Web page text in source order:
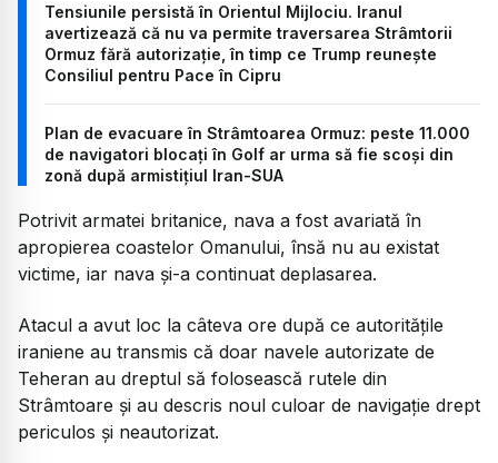
Tensiunile persistă în Orientul Mijlociu. Iranul
avertizează că nu va permite traversarea Strâmtorii
Ormuz fără autorizație, în timp ce Trump reunește
Consiliul pentru Pace în Cipru
Plan de evacuare în Strâmtoarea Ormuz: peste 11.000
de navigatori blocați în Golf ar urma să fie scoși din
zonă după armistițiul Iran-SUA
Potrivit armatei britanice, nava a fost avariată în
apropierea coastelor Omanului, însă nu au existat
victime, iar nava și-a continuat deplasarea.
Atacul a avut loc la câteva ore după ce autoritățile
iraniene au transmis că doar navele autorizate de
Teheran au dreptul să folosească rutele din
Strâmtoare și au descris noul culoar de navigație drept
periculos și neautorizat.